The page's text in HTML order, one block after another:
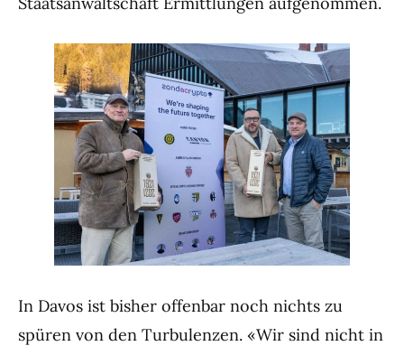
In Davos ist bisher offenbar noch nichts zu
spüren von den Turbulenzen. «Wir sind nicht in